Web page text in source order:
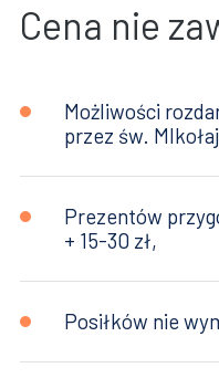
Cena nie
Możliwości
przez św.
Prezentów
+ 15-30 zł,
Posiłków nie